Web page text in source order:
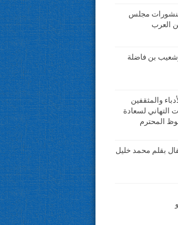
مجلس
العرب
بن فاضلة
والمثقفين
التهاني لسعادة
المحترم
بقلم محمد خليل